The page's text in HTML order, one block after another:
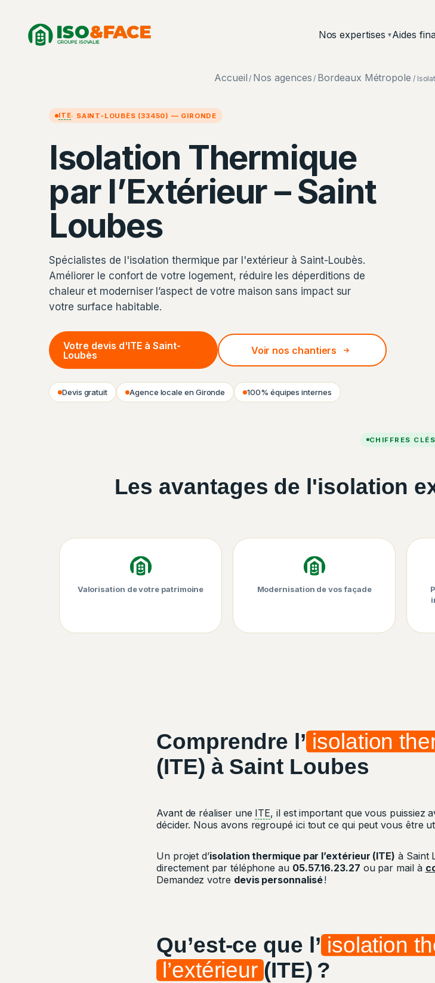
contenu
Nos expertises ▼Aides
Accueil / Nos agences / Bordeaux Métropole /
ITE· SAINT-LOUBÈS (33450) — GIRONDE
Isolation Thermique
par l’Extérieur – Saint
Loubes
Spécialistes de l'isolation thermique par l'extérieur à Saint-Loubès.
Améliorer le confort de votre logement, réduire les déperditions de
chaleur et moderniser l’aspect de votre maison sans impact sur
votre surface habitable.
Votre devis d'ITE à Saint-
Loubès
Voir nos chantiers
Devis gratuit Agence locale en Gironde 100% équipes internes
CHIFFRES CLÉS
Les avantages de l'isolation
Valorisation de votre patrimoine Modernisation de vos façade
Comprendre l’ isolation
(ITE) à Saint Loubes
Avant de réaliser une ITE, il est important que vous puissiez
décider. Nous avons regroupé ici tout ce qui peut vous être
Un projet d’isolation thermique par l’extérieur (ITE) à Saint
directement par téléphone au 05.57.16.23.27 ou par mail à
Demandez votre devis personnalisé!
Qu’est-ce que l’ isolation
l’extérieur (ITE) ?